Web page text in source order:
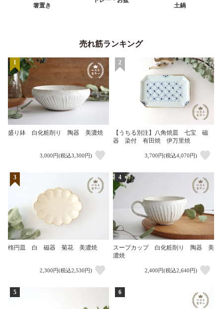
箸置き
土鍋
売れ筋ランキング
1
盛り鉢 白化粧削り 陶器 美濃焼
3,000円(税込3,300円)
2
【うちる別注】八角焼皿 七宝 磁
器 染付 有田焼 伊万里焼
3,700円(税込4,070円)
3
楕円皿 白 磁器 菊花 美濃焼
2,300円(税込2,530円)
4
スープカップ 白化粧削り 陶器 美
濃焼
2,400円(税込2,640円)
5 6